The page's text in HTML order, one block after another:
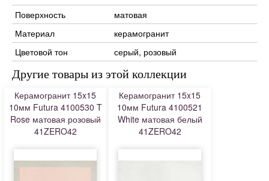
Поверхность
матовая
Материал
керамогранит
Цветовой тон
серый, розовый
Другие товары из этой коллекции
Керамогранит 15x15
10мм Futura 4100530 T
Rose матовая розовый
41ZERO42
Керамогранит 15x15
10мм Futura 4100521
White матовая белый
41ZERO42